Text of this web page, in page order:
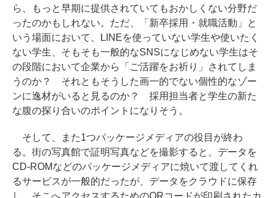
ら、もっと早期に提供されていてもおかしくない分野だ
ったのかもしれない。ただ、「新卒採用・就職活動」と
いう場面において、LINEを使っていない学生や使いたく
ない学生、そもそも一般的なSNSになじめない学生はそ
の段階において企業から「ご活躍をお祈り」されてしま
うのか？ それともそうした画一的でない個性的なゾー
ンに逸材がいると見るのか？ 採用担当者と学生の新た
な腹の探り合いのポイントになりそう。
そして、また1つパッケージメディアの役目が終わ
る。街の写真館で証明写真などを撮影すると、データを
CD-ROMなどのパッケージメディアに焼いて渡してくれ
るサービスが一般的だったが、データをクラウドに保存